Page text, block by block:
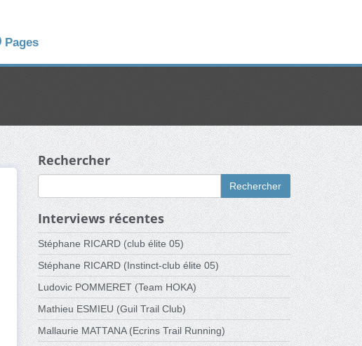
Pages
Rechercher
Rechercher
Interviews récentes
Stéphane RICARD (club élite 05)
Stéphane RICARD (Instinct-club élite 05)
Ludovic POMMERET (Team HOKA)
Mathieu ESMIEU (Guil Trail Club)
Mallaurie MATTANA (Ecrins Trail Running)